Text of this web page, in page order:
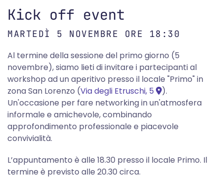
Kick off event
MARTEDÌ 5 NOVEMBRE ORE 18:30
Al termine della sessione del primo giorno (5
novembre), siamo lieti di invitare i partecipanti al
workshop ad un aperitivo presso il locale "Primo" in
zona San Lorenzo (Via degli Etruschi, 5
).
Un'occasione per fare networking in un'atmosfera
informale e amichevole, combinando
approfondimento professionale e piacevole
convivialità.
L’appuntamento è alle 18.30 presso il locale Primo. Il
termine è previsto alle 20.30 circa.